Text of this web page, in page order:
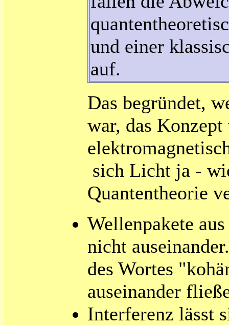
und einer
auf.
Das begründet,
war, das
sich Licht ja -
Quantentheorie
Wellenpakete
nicht
des Wortes
auseinander
Interferenz lässt